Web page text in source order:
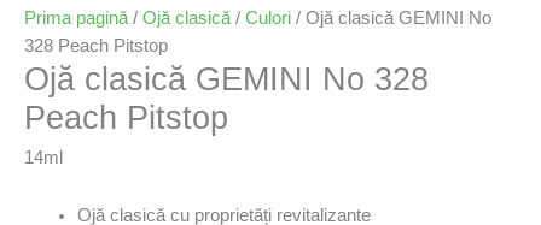
Prima pagină / Ojă clasică / Culori / Ojă clasică GEMINI No
328 Peach Pitstop
Ojă clasică GEMINI No 328
Peach Pitstop
14ml
Ojă clasică cu proprietăți revitalizante